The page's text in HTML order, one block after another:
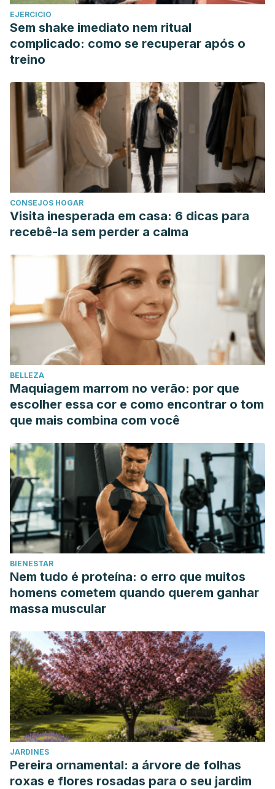
López-Vaca, O. R., Narváez-Tovar, C. A., & Garzón-
Alvarado, D. A. (2012). Modelos computacionales del
comportamiento del cartílago articular.
Revista Cubana de
Investigaciones Biomédicas
(3), 373-385.
Análisis de líquido sinovial.
Reumatología Clínica,6
(6), 316-
321.
EJERCICIO
Sem shake imediato nem ritual
complicado: como se recuperar após o
treino
CONSEJOS HOGAR
Visita inesperada em casa: 6 dicas para
recebê-la sem perder a calma
BELLEZA
Maquiagem marrom no verão: por que
escolher essa cor e como encontrar o tom
que mais combina com você
BIENESTAR
Nem tudo é proteína: o erro que muitos
homens cometem quando querem ganhar
massa muscular
JARDINES
Pereira ornamental: a árvore de folhas
roxas e flores rosadas para o seu jardim